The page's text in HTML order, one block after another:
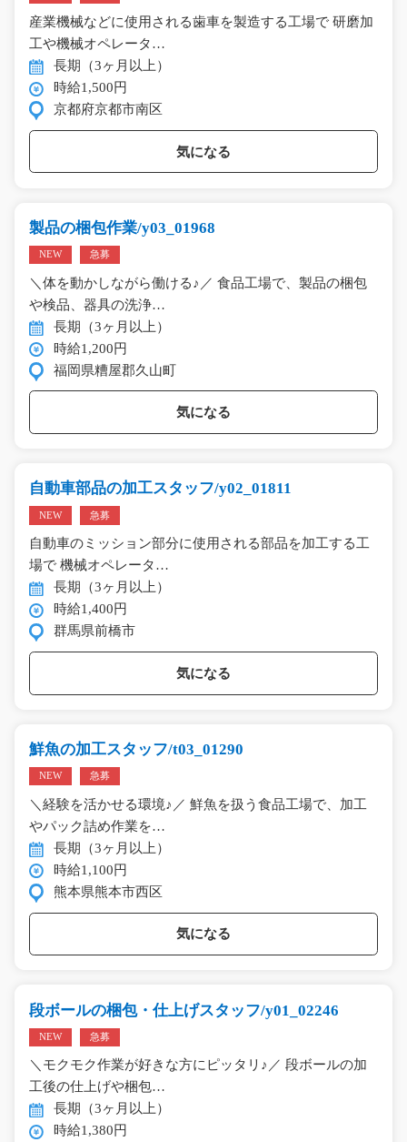
産業機械などに使用される歯車を製造する工場で 研磨加
工や機械オペレータ…
長期（3ヶ月以上）
時給1,500円
京都府京都市南区
気になる
製品の梱包作業/y03_01968
NEW 急募
＼体を動かしながら働ける♪／ 食品工場で、製品の梱包
や検品、器具の洗浄…
長期（3ヶ月以上）
時給1,200円
福岡県糟屋郡久山町
気になる
自動車部品の加工スタッフ/y02_01811
NEW 急募
自動車のミッション部分に使用される部品を加工する工
場で 機械オペレータ…
長期（3ヶ月以上）
時給1,400円
群馬県前橋市
気になる
鮮魚の加工スタッフ/t03_01290
NEW 急募
＼経験を活かせる環境♪／ 鮮魚を扱う食品工場で、加工
やパック詰め作業を…
長期（3ヶ月以上）
時給1,100円
熊本県熊本市西区
気になる
段ボールの梱包・仕上げスタッフ/y01_02246
NEW 急募
＼モクモク作業が好きな方にピッタリ♪／ 段ボールの加
工後の仕上げや梱包…
長期（3ヶ月以上）
時給1,380円